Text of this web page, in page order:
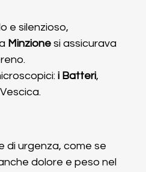
e silenzioso,
Minzione si assicurava
i Batteri,
di urgenza, come se
dolore e peso nel